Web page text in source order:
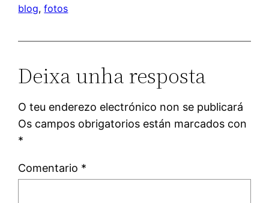
blog, fotos
Deixa unha resposta
O teu enderezo electrónico non se publicará
Os campos obrigatorios están marcados con
*
Comentario *